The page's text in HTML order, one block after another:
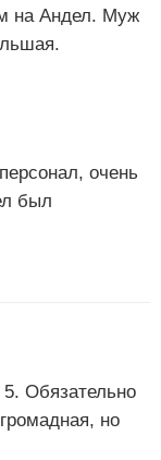
на Андел. Муж
очень
был
Обязательно
но